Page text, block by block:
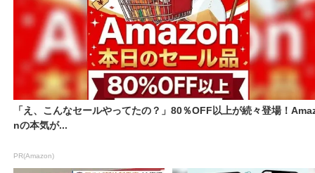
「え、こんなセールやってたの？」80％OFF以上が続々登場！
nの本気が...
PR(Amazon)